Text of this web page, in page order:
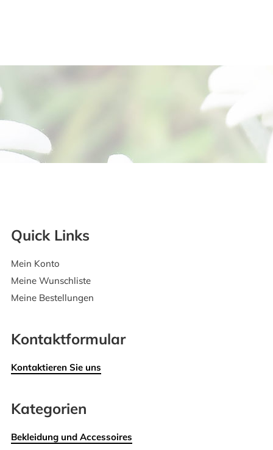
Quick Links
Mein Konto
Meine Wunschliste
Meine Bestellungen
Kontaktformular
Kontaktieren Sie uns
Kategorien
Bekleidung und Accessoires